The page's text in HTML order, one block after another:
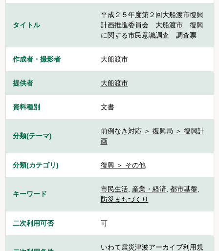
タイトル
平成２５年度第２回大船渡市復興
計画推進委員会 大船渡市 復興
に関する市民意識調査 調査票
作成者・撮影者 大船渡市
提供者 大船渡市
資料種別 文書
分類(テーマ)
前例なき対応 ＞ 復興局 ＞ 復興計
画
分類(カテゴリ) 復興 ＞ その他
キーワード
市民生活, 産業・経済, 都市基盤,
防災まちづくり
二次利用可否 可
いわて震災津波アーカイブ利用規